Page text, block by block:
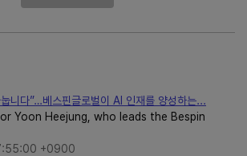
니다”…베스핀글로벌이 AI 인재를 양성하는...
Yoon Heejung, who leads the Bespin
+0900